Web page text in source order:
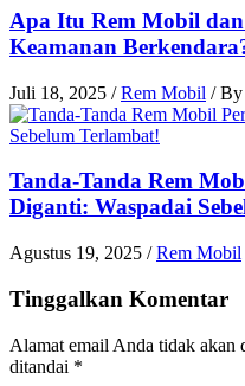
Apa Itu Rem Mobil
Keamanan
Juli 18, 2025 /Rem Mobil / By
Tanda-Tanda Rem
Diganti: Waspadai
Agustus 19, 2025 /Rem Mobil
Tinggalkan Komentar
Alamat email Anda tidak akan
ditandai *